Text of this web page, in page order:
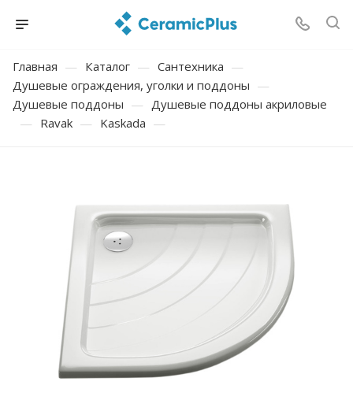
Главная — Каталог — Сантехника —
Душевые ограждения, уголки и поддоны —
Душевые поддоны — Душевые поддоны акриловые
— Ravak — Kaskada —